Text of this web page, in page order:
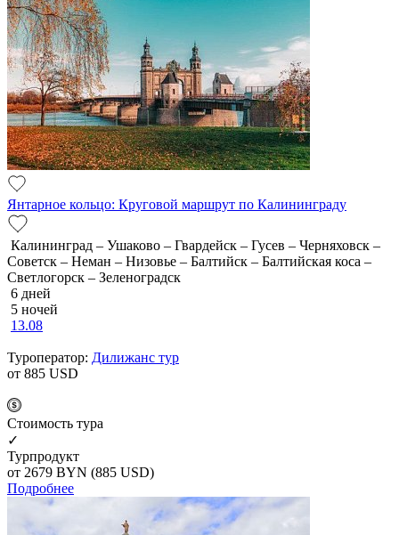
Янтарное кольцо: Круговой маршрут по Калининграду
Калининград – Ушаково – Гвардейск – Гусев – Черняховск –
Советск – Неман – Низовье – Балтийск – Балтийская коса –
Светлогорск – Зеленоградск
6 дней
5 ночей
13.08
Туроператор: Дилижанс тур
от 885 USD
Cтоимость тура
✓
Турпродукт
от 2679 BYN (885 USD)
Подробнее